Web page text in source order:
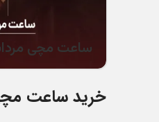
ساعت مچی
خرید ساعت